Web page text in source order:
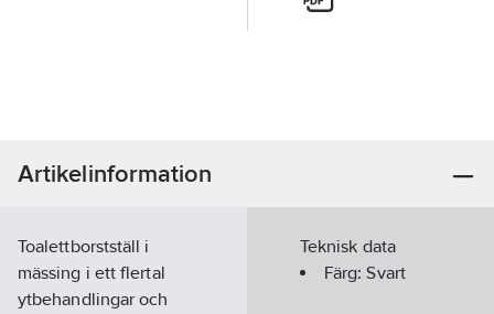
Artikelinformation
Toalettborstställ i
mässing i ett flertal
ytbehandlingar och
Teknisk data
Färg:Svart